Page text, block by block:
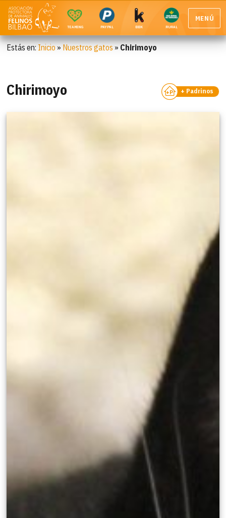
TEAMING PAYPAL BBK RURAL
MENÚ
Estás en: Inicio » Nuestros gatos » Chirimoyo
Chirimoyo + Padrinos
+P